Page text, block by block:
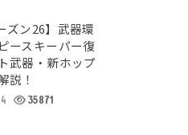
ズン26】武器環
ースキーパー復
武器・新ホップ
説！
35871